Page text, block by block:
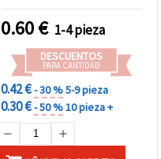
0.60€ 1-4 pieza
DESCUENTOS
PARA CANTIDAD
0.42 €- 30 %5-9 pieza
0.30 €- 50 %10 pieza +